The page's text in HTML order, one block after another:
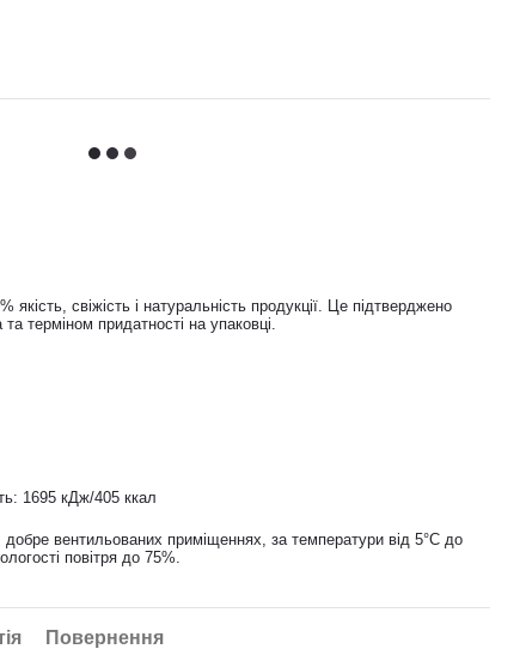
якість, свіжість і натуральність продукції. Це підтверджено
терміном придатності на упаковці.
1695 кДж/405 ккал
добре вентильованих приміщеннях, за температури від 5°C до
повітря до 75%.
Повернення